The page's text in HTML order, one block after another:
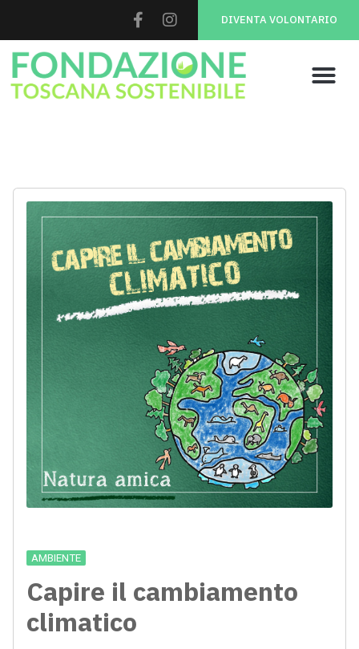
DIVENTA VOLONTARIO
AMBIENTE
Capire il cambiamento
climatico